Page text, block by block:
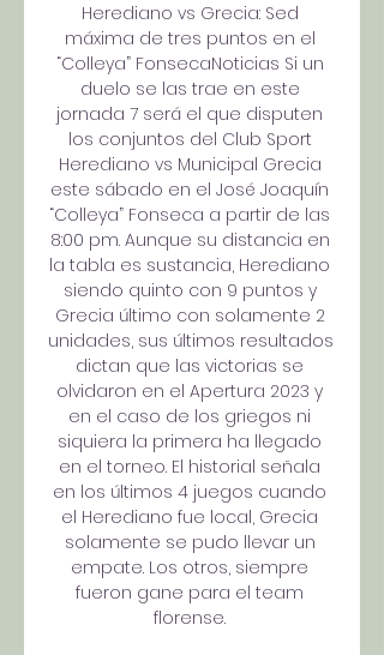
Herediano vs Grecia: Sed
máxima de tres puntos en el
“Colleya” FonsecaNoticias Si un
duelo se las trae en este
jornada 7 será el que disputen
los conjuntos del Club Sport
Herediano vs Municipal Grecia
este sábado en el José Joaquín
“Colleya” Fonseca a partir de las
8:00 pm. Aunque su distancia en
la tabla es sustancia, Herediano
siendo quinto con 9 puntos y
Grecia último con solamente 2
unidades, sus últimos resultados
dictan que las victorias se
olvidaron en el Apertura 2023 y
en el caso de los griegos ni
siquiera la primera ha llegado
en el torneo. El historial señala
en los últimos 4 juegos cuando
el Herediano fue local, Grecia
solamente se pudo llevar un
empate. Los otros, siempre
fueron gane para el team
florense.